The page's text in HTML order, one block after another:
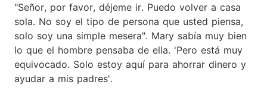
"Señor, por favor, déjeme ir. Puedo volver a casa
sola. No soy el tipo de persona que usted piensa,
solo soy una simple mesera". Mary sabía muy bien
lo que el hombre pensaba de ella. 'Pero está muy
equivocado. Solo estoy aquí para ahorrar dinero y
ayudar a mis padres'.